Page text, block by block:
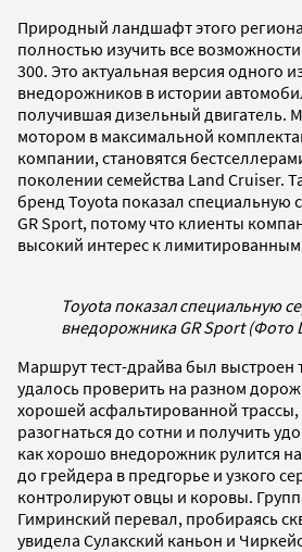
Природный ландшафт этого
полностью изучить все
300. Это актуальная версия одного
внедорожников в истории
получившая дизельный двигатель.
мотором в максимальной
компании, становятся
поколении семейства Land Cruiser.
бренд Toyota показал специальную
GR Sport, потому что клиенты
высокий интерес к
Toyota показал специальную
внедорожника GR Sport (Фото
Маршрут тест-драйва был выстроен
удалось проверить на разном
хорошей асфальтированной
разогнаться до сотни и получить
как хорошо внедорожник рулится
до грейдера в предгорье и узкого
контролируют овцы и коровы.
Гимринский перевал, пробираясь
увидела Сулакский каньон и